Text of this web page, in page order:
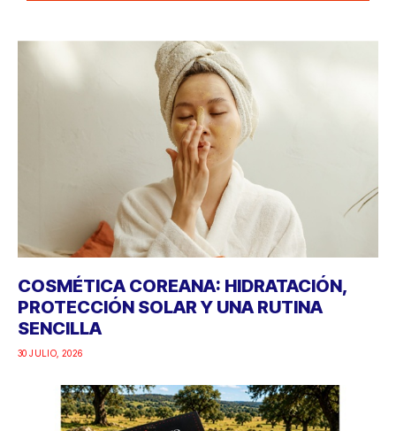
COSMÉTICA COREANA: HIDRATACIÓN,
PROTECCIÓN SOLAR Y UNA RUTINA
SENCILLA
30 JULIO, 2026